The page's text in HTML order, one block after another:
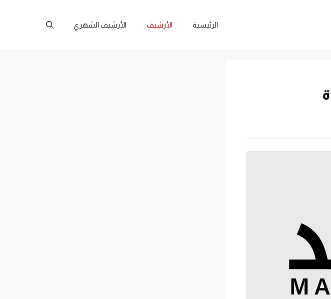
الرئيسية الأرشيف الأرشيف الشهري